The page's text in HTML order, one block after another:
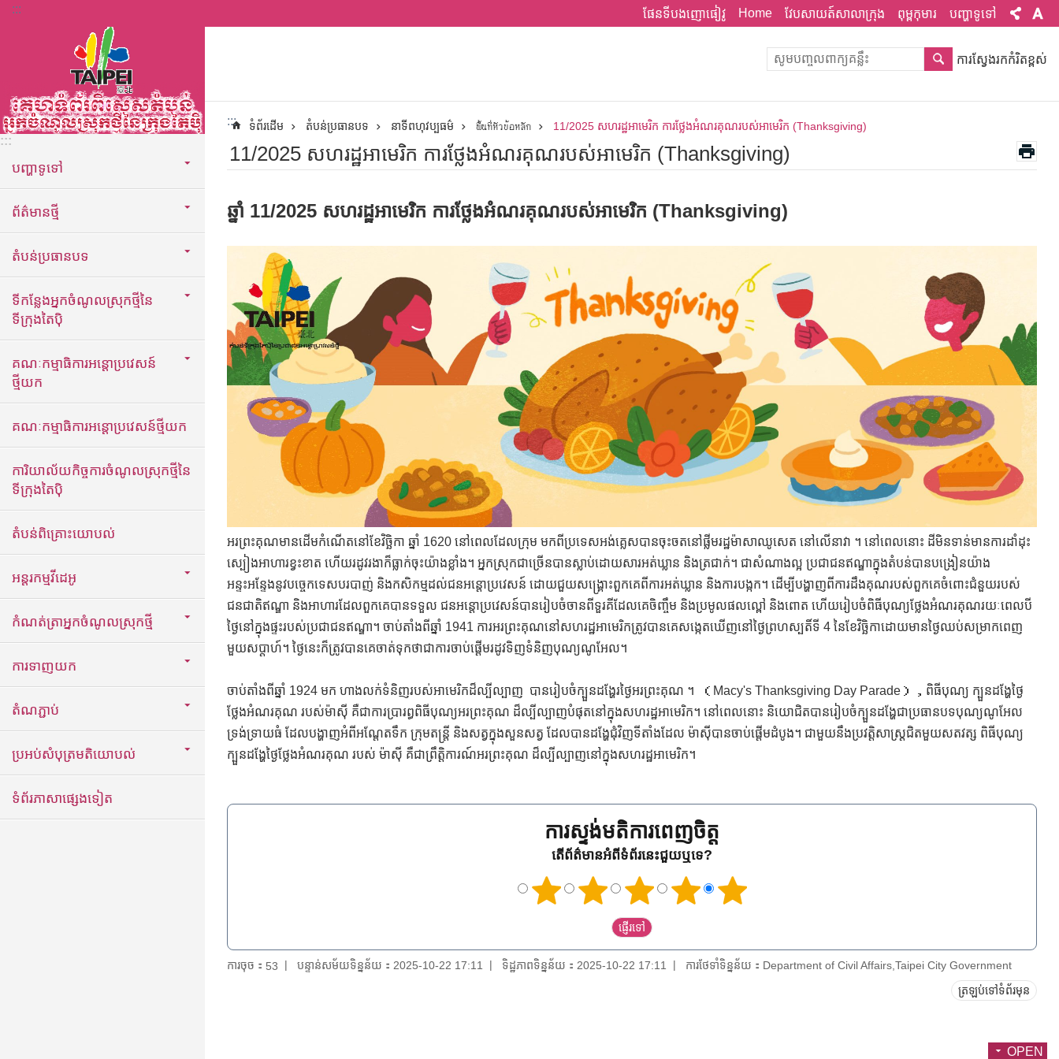
ទៅកាន់មាតិកាប្លុកមាតិកាសំខាន់
::: ផែនទីបងញោផៀវូ Home វែបសាយត៍សាលាក្រុង ពុម្ពកុមារ បញ្ហាទូទៅ
:::
បញ្ហាទូទៅ
ព័ត៌មានថ្មី
តំបន់ប្រធានបទ
ទីកន្លែងអ្នកចំណូលស្រុកថ្មីនៃ
ទីក្រុងតៃប៉ិ
គណៈកម្មាធិការអន្តោប្រវេសន៍
ថ្មីយក
គណៈកម្មាធិការអន្តោប្រវេសន៍ថ្មីយក
ការិយាល័យកិច្ចការចំណូលស្រុកថ្មីនៃ
ទីក្រុងតៃប៉ិ
តំបន់ពិគ្រោះយោបល់
អន្តរកម្មវីដេអូ
កំណត់ត្រាអ្នកចំណូលស្រុកថ្មី
ការទាញយក
តំណភ្ជាប់
ប្រអប់សំបុត្រមតិយោបល់
ទំព័រភាសាផ្សេងទៀត
ការស្វែងរកកំរិតខ្ពស់
::: ទំព័រដើម តំបន់ប្រធានបទ នាទីពហុវប្បធម៌ พื้นที่หัวข้อหลัก 11/2025 សហរដ្ឋអាមេរិក ការថ្លែងអំណរគុណរបស់អាមេរិក (Thanksgiving)
11/2025 សហរដ្ឋអាមេរិក ការថ្លែងអំណរគុណរបស់អាមេរិក (Thanksgiving)
ឆ្នាំ 11/2025 សហរដ្ឋអាមេរិក ការថ្លែងអំណរគុណរបស់អាមេរិក (Thanksgiving)
អរព្រះគុណមានដើមកំណើតនៅខែវិច្ឆិកា ឆ្នាំ 1620 នៅពេលដែលក្រុម មកពីប្រទេសអង់គ្លេសបានចុះចតនៅផ្លីមរដ្ឋម៉ាសាឈូសេត នៅលើនាវា ។ នៅពេលនោះ ដីមិនទាន់មានការដាំដុះ
ស្បៀងអាហារខ្វះខាត ហើយរដូវរងាក៏ធ្លាក់ចុះយ៉ាងខ្លាំង។ អ្នកស្រុកជាច្រើនបានស្លាប់ដោយសារអត់ឃ្លាន និងត្រជាក់។ ជាសំណាងល្អ ប្រជាជនឥណ្ឌាក្នុងតំបន់បានបង្រៀនយ៉ាង
អន្ទះអន្ទែងនូវបច្ចេកទេសបរបាញ់ និងកសិកម្មដល់ជនអន្តោប្រវេសន៍ ដោយជួយសង្រ្គោះពួកគេពីការអត់ឃ្លាន និងការបង្កក។ ដើម្បីបង្ហាញពីការដឹងគុណរបស់ពួកគេចំពោះជំនួយរបស់
ជនជាតិឥណ្ឌា និងអាហារដែលពួកគេបានទទួល ជនអន្តោប្រវេសន៍បានរៀបចំចានពីទួរគីដែលគេចិញ្ចឹម និងប្រមូលផលល្ពៅ និងពោត ហើយរៀបចំពិធីបុណ្យថ្លែងអំណរគុណរយៈពេលបី
ថ្ងៃនៅក្នុងផ្ទះរបស់ប្រជាជនឥណ្ឌា។ ចាប់តាំងពីឆ្នាំ 1941 ការអរព្រះគុណនៅសហរដ្ឋអាមេរិកត្រូវបានគេសង្កេតឃើញនៅថ្ងៃព្រហស្បតិ៍ទី 4 នៃខែវិច្ឆិកាដោយមានថ្ងៃឈប់សម្រាកពេញ
មួយសប្តាហ៍។ ថ្ងៃនេះក៏ត្រូវបានគេចាត់ទុកថាជាការចាប់ផ្ដើមរដូវទិញទំនិញបុណ្យណូអែល។
ចាប់តាំងពីឆ្នាំ 1924 មក ហាងលក់ទំនិញរបស់អាមេរិកដ៏ល្បីល្បាញ បានរៀបចំក្បួនដង្ហែរថ្ងៃអរព្រះគុណ ។ （Macy's Thanksgiving Day Parade），ពិធីបុណ្យ ក្បួនដង្ហែថ្ងៃ
ថ្លែងអំណរគុណ របស់ម៉ាស៊ី គឺជាការប្រារព្ធពិធីបុណ្យអរព្រះគុណ ដ៏ល្បីល្បាញបំផុតនៅក្នុងសហរដ្ឋអាមេរិក។ នៅពេលនោះ និយោជិតបានរៀបចំក្បួនដង្ហែជាប្រធានបទបុណ្យណូអែល
ទ្រង់ទ្រាយធំ ដែលបង្ហាញអំពីអណ្តែតទឹក ក្រុមតន្រ្តី និងសត្វក្នុងសួនសត្វ ដែលបានដង្ហែជុំវិញទីតាំងដែល ម៉ាស៊ីបានចាប់ផ្តើមដំបូង។ ជាមួយនឹងប្រវត្តិសាស្ត្រជិតមួយសតវត្ស ពិធីបុណ្យ
ក្បួនដង្ហែថ្ងៃថ្លែងអំណរគុណ របស់ ម៉ាស៊ី គឺជាព្រឹត្តិការណ៍អរព្រះគុណ ដ៏ល្បីល្បាញនៅក្នុងសហរដ្ឋអាមេរិក។
ការស្ទង់មតិការពេញចិត្ត
តើព័ត៌មានអំពីទំព័រនេះជួយឬទេ?
ការចុច： 53 បន្ទាន់សម័យទិន្នន័យ：2025-10-22 17:11 ទិដ្ឋភាពទិន្នន័យ：2025-10-22 17:11 ការថែទាំទិន្នន័យ：Department of Civil Affairs,Taipei City Government
ត្រឡប់ទៅទំព័រមុន
OPEN